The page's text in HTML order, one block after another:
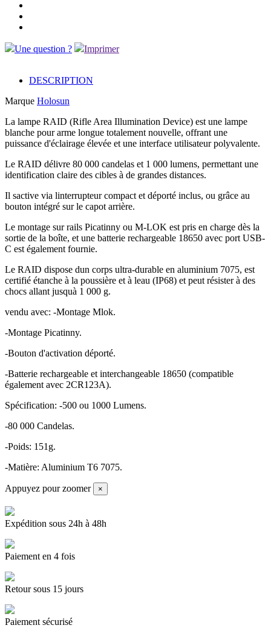
Une question ? Imprimer
DESCRIPTION
Marque Holosun
La lampe RAID (Rifle Area Illumination Device) est une lampe
blanche pour arme longue totalement nouvelle, offrant une
puissance d'éclairage élevée et une interface utilisateur polyvalente.
Le RAID délivre 80 000 candelas et 1 000 lumens, permettant une
identification claire des cibles à de grandes distances.
Il sactive via linterrupteur compact et déporté inclus, ou grâce au
bouton intégré sur le capot arrière.
Le montage sur rails Picatinny ou M-LOK est pris en charge dès la
sortie de la boîte, et une batterie rechargeable 18650 avec port USB-
C est également fournie.
Le RAID dispose dun corps ultra-durable en aluminium 7075, est
certifié étanche à la poussière et à leau (IP68) et peut résister à des
chocs allant jusquà 1 000 g.
vendu avec: -Montage Mlok.
-Montage Picatinny.
-Bouton d'activation déporté.
-Batterie rechargeable et interchangeable 18650 (compatible
également avec 2CR123A).
Spécification: -500 ou 1000 Lumens.
-80 000 Candelas.
-Poids: 151g.
-Matière: Aluminium T6 7075.
Appuyez pour zoomer ×
Expédition sous 24h à 48h
Paiement en 4 fois
Retour sous 15 jours
Paiement sécurisé